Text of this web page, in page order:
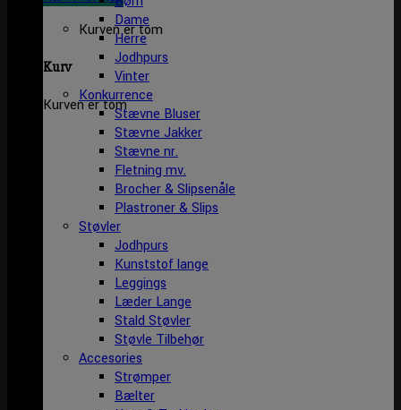
Kurven er tom
Kurv
Kurven er tom
Dame
Herre
Jodhpurs
Vinter
Konkurrence
Stævne Bluser
Stævne Jakker
Stævne nr.
Fletning mv.
Brocher & Slipsenåle
Plastroner & Slips
Støvler
Jodhpurs
Kunststof lange
Leggings
Læder Lange
Stald Støvler
Støvle Tilbehør
Accesories
Strømper
Bælter